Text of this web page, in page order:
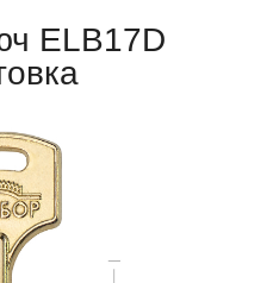
ELB17D